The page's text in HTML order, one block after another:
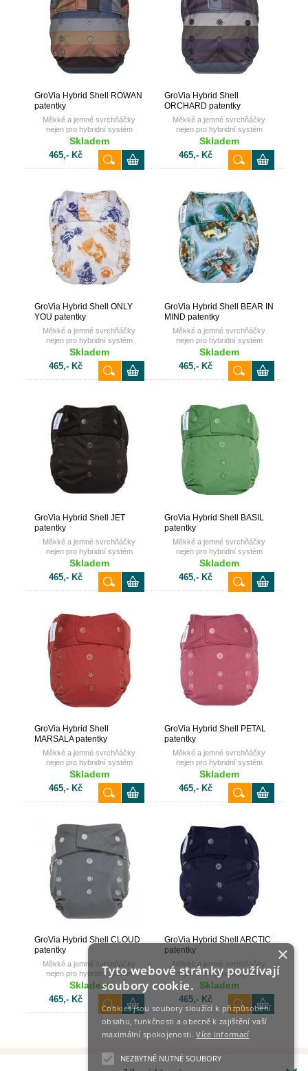
GroVia Hybrid Shell ROWAN
patentky
Měkké a jemné svrchňáčky
nejen pro hybridní systém
GroVia.
Skladem
465,- Kč
GroVia Hybrid Shell
ORCHARD patentky
Měkké a jemné svrchňáčky
nejen pro hybridní systém
GroVia.
Skladem
465,- Kč
GroVia Hybrid Shell ONLY
YOU patentky
Měkké a jemné svrchňáčky
nejen pro hybridní systém
GroVia.
Skladem
465,- Kč
GroVia Hybrid Shell BEAR IN
MIND patentky
Měkké a jemné svrchňáčky
nejen pro hybridní systém
GroVia.
Skladem
465,- Kč
GroVia Hybrid Shell JET
patentky
Měkké a jemné svrchňáčky
nejen pro hybridní systém
GroVia.
Skladem
465,- Kč
GroVia Hybrid Shell BASIL
patentky
Měkké a jemné svrchňáčky
nejen pro hybridní systém
GroVia.
Skladem
465,- Kč
GroVia Hybrid Shell
MARSALA patentky
Měkké a jemné svrchňáčky
nejen pro hybridní systém
GroVia.
Skladem
465,- Kč
GroVia Hybrid Shell PETAL
patentky
Měkké a jemné svrchňáčky
nejen pro hybridní systém
GroVia.
Skladem
465,- Kč
GroVia Hybrid Shell CLOUD
patentky
Měkké a jemné svrchňáčky
nejen pro hybridní systém
GroVia.
Skladem
465,- Kč
GroVia Hybrid Shell ARCTIC
patentky
Měkké a jemné svrchňáčky
nejen pro hybridní systém
GroVia.
Skladem
465,- Kč
×
Tyto webové stránky používají
soubory cookie.
Cookies jsou soubory sloužící k přizpůsobení
obsahu, funkčnosti a obecně k zajištění vaší
maximální spokojenosti.Více informací
NEZBYTNĚ NUTNÉ SOUBORY